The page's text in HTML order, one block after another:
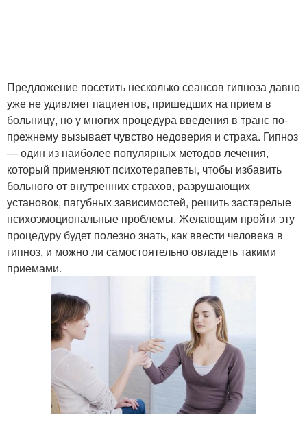
Предложение посетить несколько сеансов гипноза давно
уже не удивляет пациентов, пришедших на прием в
больницу, но у многих процедура введения в транс по-
прежнему вызывает чувство недоверия и страха. Гипноз
— один из наиболее популярных методов лечения,
который применяют психотерапевты, чтобы избавить
больного от внутренних страхов, разрушающих
установок, пагубных зависимостей, решить застарелые
психоэмоциональные проблемы. Желающим пройти эту
процедуру будет полезно знать, как ввести человека в
гипноз, и можно ли самостоятельно овладеть такими
приемами.